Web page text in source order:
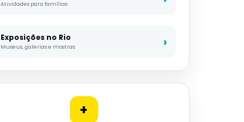
Atividades para famílias
Exposições no Rio
Museus, galerias e mostras
+